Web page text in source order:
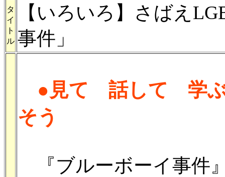
タ
イ
ト
ル
【いろいろ】さばえ
事件」
●見て 話して 学
そう
『ブルーボーイ事件